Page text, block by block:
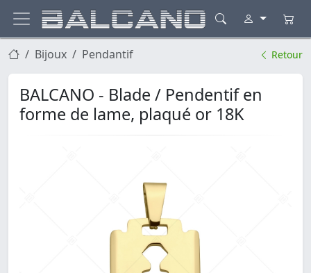
Bijoux Pendantif Retour
BALCANO - Blade / Pendentif en
forme de lame, plaqué or 18K